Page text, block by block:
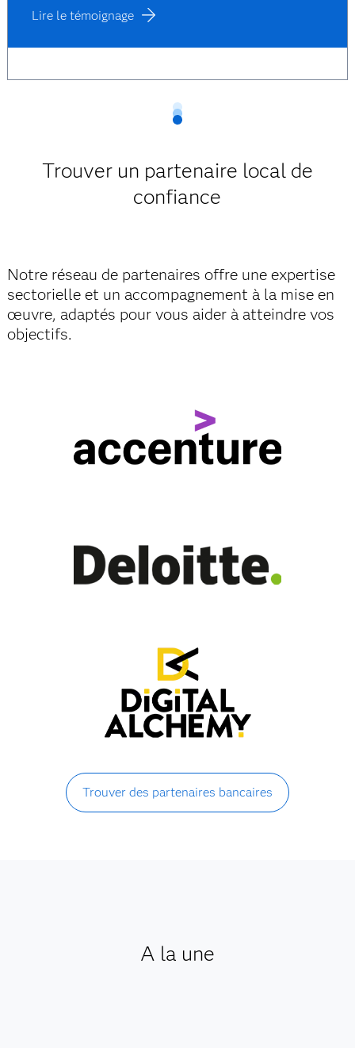
Lire le témoignage
Trouver un partenaire local de
confiance
Notre réseau de partenaires offre une expertise
sectorielle et un accompagnement à la mise en
œuvre, adaptés pour vous aider à atteindre vos
objectifs.
Trouver des partenaires bancaires
A la une